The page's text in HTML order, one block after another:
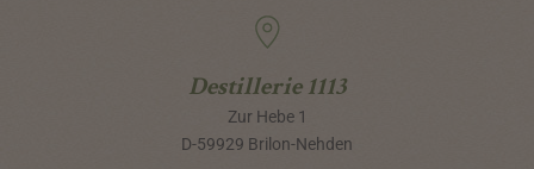
Destillerie 1113
Zur Hebe 1
D-59929 Brilon-Nehden